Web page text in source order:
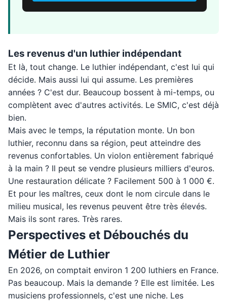
Les revenus d'un luthier indépendant
Et là, tout change. Le luthier indépendant, c'est lui qui
décide. Mais aussi lui qui assume. Les premières
années ? C'est dur. Beaucoup bossent à mi-temps, ou
complètent avec d'autres activités. Le SMIC, c'est déjà
bien.
Mais avec le temps, la réputation monte. Un bon
luthier, reconnu dans sa région, peut atteindre des
revenus confortables. Un violon entièrement fabriqué
à la main ? Il peut se vendre plusieurs milliers d'euros.
Une restauration délicate ? Facilement 500 à 1 000 €.
Et pour les maîtres, ceux dont le nom circule dans le
milieu musical, les revenus peuvent être très élevés.
Mais ils sont rares. Très rares.
Perspectives et Débouchés du
Métier de Luthier
En 2026, on comptait environ 1 200 luthiers en France.
Pas beaucoup. Mais la demande ? Elle est limitée. Les
musiciens professionnels, c'est une niche. Les